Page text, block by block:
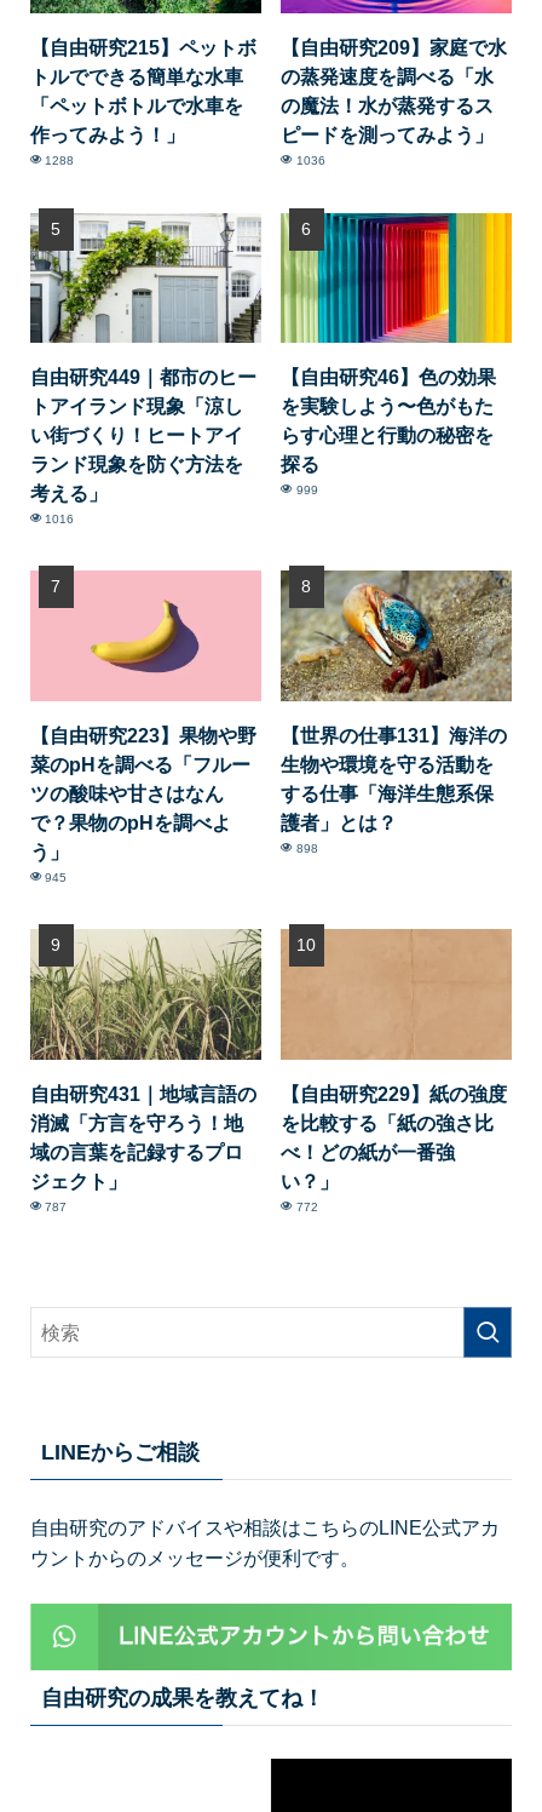
【自由研究215】ペットボ
トルでできる簡単な水車
「ペットボトルで水車を
作ってみよう！」
1288
【自由研究209】家庭で水
の蒸発速度を調べる「水
の魔法！水が蒸発するス
ピードを測ってみよう」
1036
自由研究449｜都市のヒー
トアイランド現象「涼し
い街づくり！ヒートアイ
ランド現象を防ぐ方法を
考える」
1016
【自由研究46】色の効果
を実験しよう〜色がもた
らす心理と行動の秘密を
探る
999
【自由研究223】果物や野
菜のpHを調べる「フルー
ツの酸味や甘さはなん
で？果物のpHを調べよ
う」
945
【世界の仕事131】海洋の
生物や環境を守る活動を
する仕事「海洋生態系保
護者」とは？
898
自由研究431｜地域言語の
消滅「方言を守ろう！地
域の言葉を記録するプロ
ジェクト」
787
【自由研究229】紙の強度
を比較する「紙の強さ比
べ！どの紙が一番強
い？」
772
LINEからご相談
自由研究のアドバイスや相談はこちらのLINE公式アカ
ウントからのメッセージが便利です。
自由研究の成果を教えてね！